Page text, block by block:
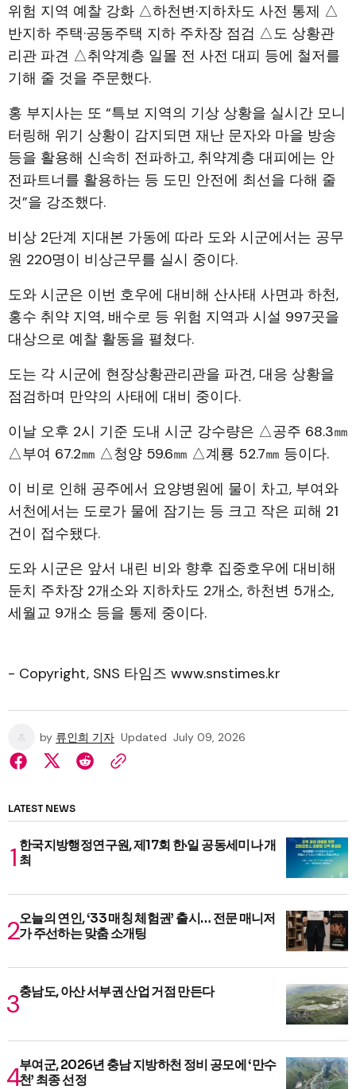
위험 지역 예찰 강화 △하천변·지하차도 사전 통제 △
반지하 주택·공동주택 지하 주차장 점검 △도 상황관
리관 파견 △취약계층 일몰 전 사전 대피 등에 철저를
기해 줄 것을 주문했다.
홍 부지사는 또 “특보 지역의 기상 상황을 실시간 모니
터링해 위기 상황이 감지되면 재난 문자와 마을 방송
등을 활용해 신속히 전파하고, 취약계층 대피에는 안
전파트너를 활용하는 등 도민 안전에 최선을 다해 줄
것”을 강조했다.
비상 2단계 지대본 가동에 따라 도와 시군에서는 공무
원 220명이 비상근무를 실시 중이다.
도와 시군은 이번 호우에 대비해 산사태 사면과 하천,
홍수 취약 지역, 배수로 등 위험 지역과 시설 997곳을
대상으로 예찰 활동을 펼쳤다.
도는 각 시군에 현장상황관리관을 파견, 대응 상황을
점검하며 만약의 사태에 대비 중이다.
이날 오후 2시 기준 도내 시군 강수량은 △공주 68.3㎜
△부여 67.2㎜ △청양 59.6㎜ △계룡 52.7㎜ 등이다.
이 비로 인해 공주에서 요양병원에 물이 차고, 부여와
서천에서는 도로가 물에 잠기는 등 크고 작은 피해 21
건이 접수됐다.
도와 시군은 앞서 내린 비와 향후 집중호우에 대비해
둔치 주차장 2개소와 지하차도 2개소, 하천변 5개소,
세월교 9개소 등을 통제 중이다.
- Copyright, SNS 타임즈 www.snstimes.kr
by 류인희 기자 Updated July 09, 2026
LATEST NEWS
한국지방행정연구원, 제17회 한·일 공동세미나 개
최
오늘의 연인, ‘33 매칭 체험권’ 출시… 전문 매니저
가 주선하는 맞춤 소개팅
충남도, 아산 서부권 산업 거점 만든다
부여군, 2026년 충남 지방하천 정비 공모에 ‘만수
천’ 최종 선정